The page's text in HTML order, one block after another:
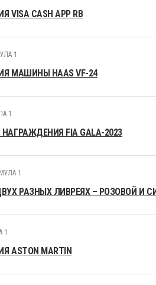
CASH APP RB
1
МАШИНЫ HAAS VF-24
1
FIA GALA-2023
1
РАЗНЫХ ЛИВРЕЯХ – РОЗОВОЙ И
1
ASTON MARTIN